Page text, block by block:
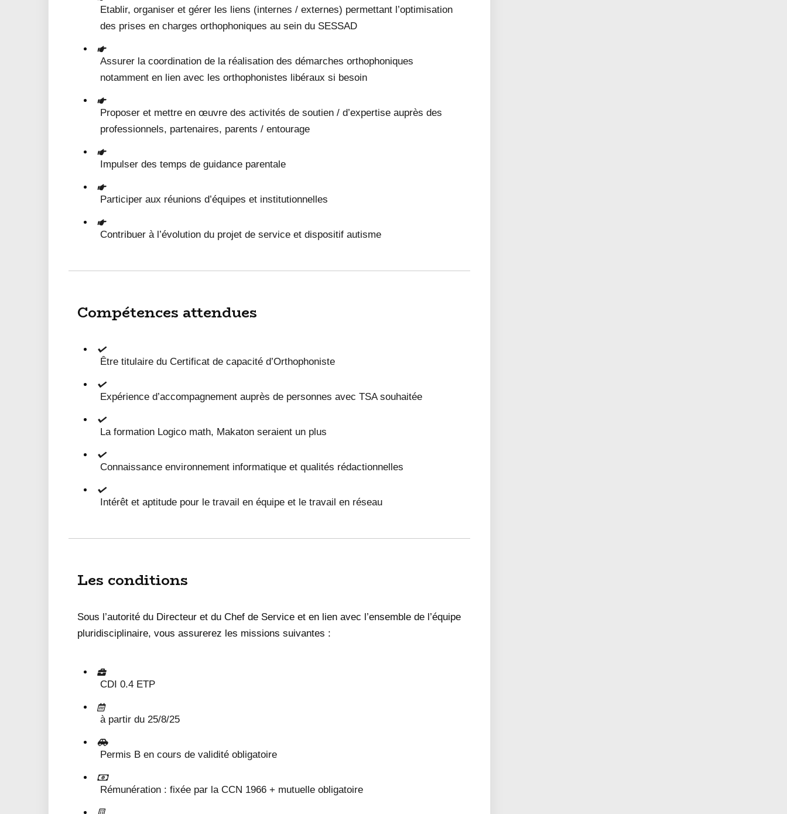
Etablir, organiser et gérer les liens (internes / externes) permettant l’optimisation
des prises en charges orthophoniques au sein du SESSAD
Assurer la coordination de la réalisation des démarches orthophoniques
notamment en lien avec les orthophonistes libéraux si besoin
Proposer et mettre en œuvre des activités de soutien / d’expertise auprès des
professionnels, partenaires, parents / entourage
Impulser des temps de guidance parentale
Participer aux réunions d’équipes et institutionnelles
Contribuer à l’évolution du projet de service et dispositif autisme
Compétences attendues
Être titulaire du Certificat de capacité d’Orthophoniste
Expérience d’accompagnement auprès de personnes avec TSA souhaitée
La formation Logico math, Makaton seraient un plus
Connaissance environnement informatique et qualités rédactionnelles
Intérêt et aptitude pour le travail en équipe et le travail en réseau
Les conditions
Sous l’autorité du Directeur et du Chef de Service et en lien avec l’ensemble de l’équipe
pluridisciplinaire, vous assurerez les missions suivantes :
CDI 0.4 ETP
à partir du 25/8/25
Permis B en cours de validité obligatoire
Rémunération : fixée par la CCN 1966 + mutuelle obligatoire